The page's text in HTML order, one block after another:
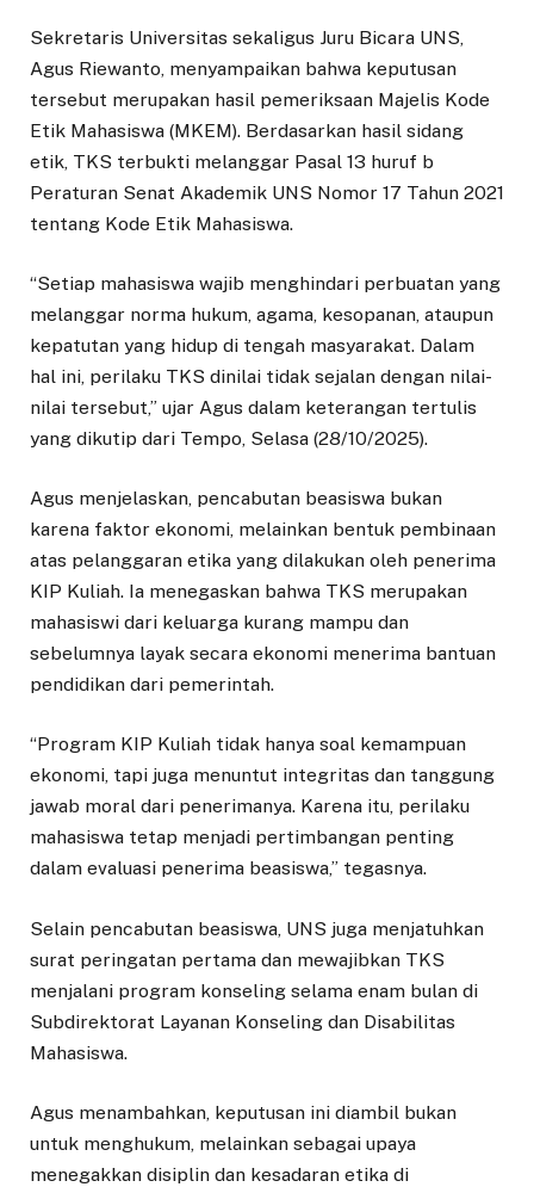
Sekretaris Universitas sekaligus Juru Bicara UNS,
Agus Riewanto, menyampaikan bahwa keputusan
tersebut merupakan hasil pemeriksaan Majelis Kode
Etik Mahasiswa (MKEM). Berdasarkan hasil sidang
etik, TKS terbukti melanggar Pasal 13 huruf b
Peraturan Senat Akademik UNS Nomor 17 Tahun 2021
tentang Kode Etik Mahasiswa.
“Setiap mahasiswa wajib menghindari perbuatan yang
melanggar norma hukum, agama, kesopanan, ataupun
kepatutan yang hidup di tengah masyarakat. Dalam
hal ini, perilaku TKS dinilai tidak sejalan dengan nilai-
nilai tersebut,” ujar Agus dalam keterangan tertulis
yang dikutip dari Tempo, Selasa (28/10/2025).
Agus menjelaskan, pencabutan beasiswa bukan
karena faktor ekonomi, melainkan bentuk pembinaan
atas pelanggaran etika yang dilakukan oleh penerima
KIP Kuliah. Ia menegaskan bahwa TKS merupakan
mahasiswi dari keluarga kurang mampu dan
sebelumnya layak secara ekonomi menerima bantuan
pendidikan dari pemerintah.
“Program KIP Kuliah tidak hanya soal kemampuan
ekonomi, tapi juga menuntut integritas dan tanggung
jawab moral dari penerimanya. Karena itu, perilaku
mahasiswa tetap menjadi pertimbangan penting
dalam evaluasi penerima beasiswa,” tegasnya.
Selain pencabutan beasiswa, UNS juga menjatuhkan
surat peringatan pertama dan mewajibkan TKS
menjalani program konseling selama enam bulan di
Subdirektorat Layanan Konseling dan Disabilitas
Mahasiswa.
Agus menambahkan, keputusan ini diambil bukan
untuk menghukum, melainkan sebagai upaya
menegakkan disiplin dan kesadaran etika di